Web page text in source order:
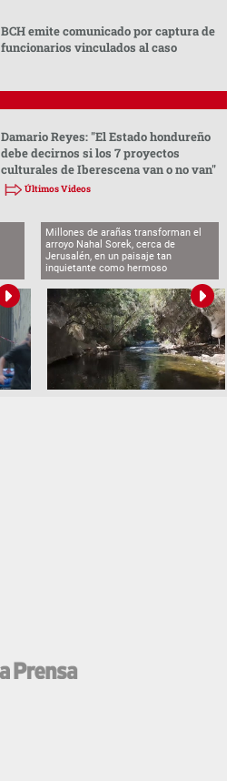
BCH emite comunicado por captura de
funcionarios vinculados al caso
Damario Reyes: "El Estado hondureño
debe decirnos si los 7 proyectos
culturales de Iberescena van o no van"
Últimos Videos
Millones de arañas transforman el
arroyo Nahal Sorek, cerca de
Jerusalén, en un paisaje tan
inquietante como hermoso